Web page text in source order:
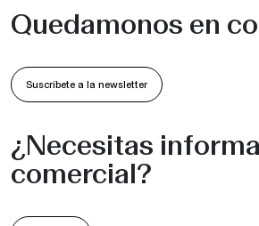
Quedamonos en
Suscríbete a la newsletter
¿Necesitas
comercial?